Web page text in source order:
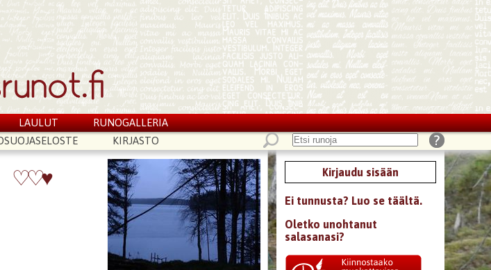
LAULUT
RUNOGALLERIA
KIRJASTO
♥
♡
♡ Kirjaudu sisään
Ei tunnusta? Luo se täältä.
Oletko unohtanut
salasanasi?